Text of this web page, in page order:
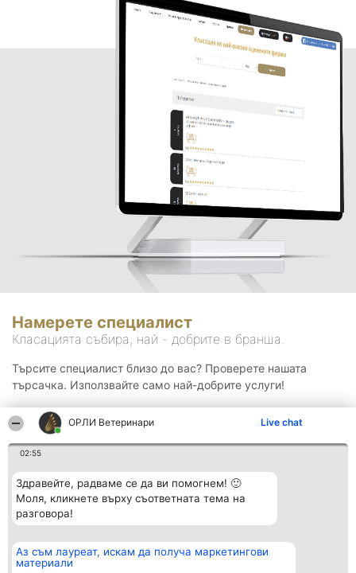
ОРЛИ Ветеринари Live chat
02:55
Здравейте, радваме се да ви помогнем! 🙂
Моля, кликнете върху съответната тема на
разговора!
Аз съм лауреат, искам да получа маркетингови
материали
Намерете специалист
Класацията събира, най - добрите в бранша.
Търсите специалист близо до вас? Проверете нашата
търсачка. Използвайте само най-добрите услуги!
Организатор на
класиране
Класация Контакти